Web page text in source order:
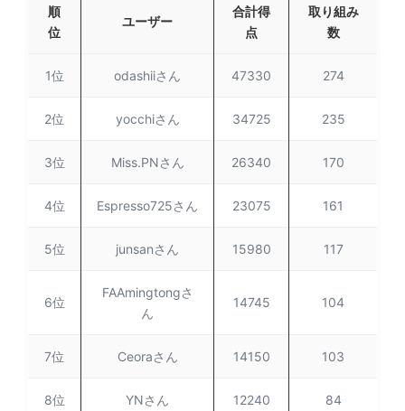
順
位
ユーザー
合計得
点
取り組み
数
1位 odashiiさん 47330 274
2位 yocchiさん 34725 235
3位 Miss.PNさん 26340 170
4位 Espresso725さん 23075 161
5位 junsanさん 15980 117
6位
FAAmingtongさ
ん
14745 104
7位 Ceoraさん 14150 103
8位 YNさん 12240 84